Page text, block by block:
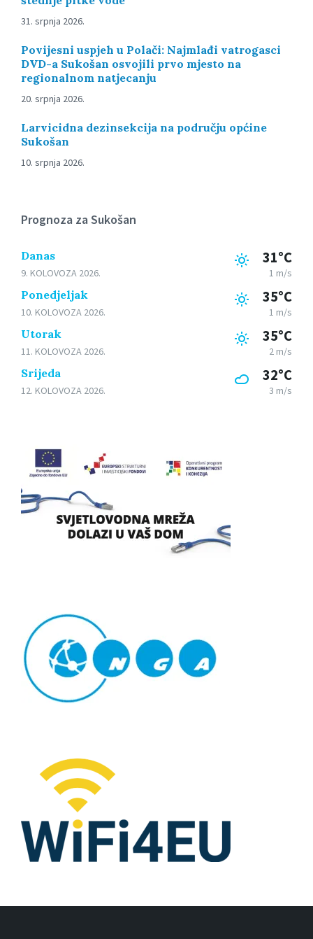
31. srpnja 2026.
Povijesni uspjeh u Polači: Najmlađi vatrogasci
DVD-a Sukošan osvojili prvo mjesto na
regionalnom natjecanju
20. srpnja 2026.
Larvicidna dezinsekcija na području općine
Sukošan
10. srpnja 2026.
Prognoza za Sukošan
Danas
9. KOLOVOZA 2026.
31°C
1 m/s
Ponedjeljak
10. KOLOVOZA 2026.
35°C
1 m/s
Utorak
11. KOLOVOZA 2026.
35°C
2 m/s
Srijeda
12. KOLOVOZA 2026.
32°C
3 m/s